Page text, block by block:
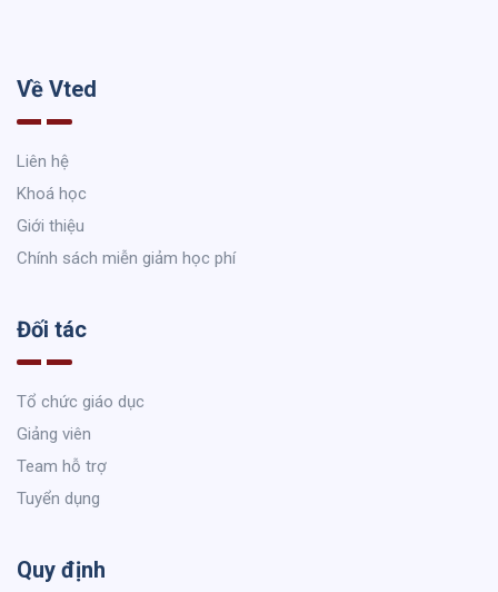
Về Vted
Liên hệ
Khoá học
Giới thiệu
Chính sách miễn giảm học phí
Đối tác
Tổ chức giáo dục
Giảng viên
Team hỗ trợ
Tuyển dụng
Quy định